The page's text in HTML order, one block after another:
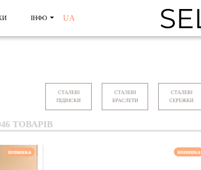
ІНФО UA
СТАЛЕВІ
ПІДВІСКИ
СТАЛЕВІ
БРАСЛЕТИ
СТАЛЕВІ
СЕРЕЖКИ
ТОВАРІВ
новинка новинка